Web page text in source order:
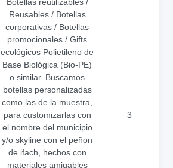
Reusables / Botellas
corporativas / Botellas
promocionales / Gifts
ecológicos Polietileno de
Base Biológica (Bio-PE)
o similar. Buscamos
botellas personalizadas
como las de la muestra,
para customizarlas con
el nombre del municipio
y/o skyline con el peñon
de ifach, hechos con
materiales amigables
3